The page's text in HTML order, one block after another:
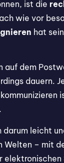
ist die
wie vor
hat
auf dem
dauern.
darum leicht
Welten – mit
elektronischen